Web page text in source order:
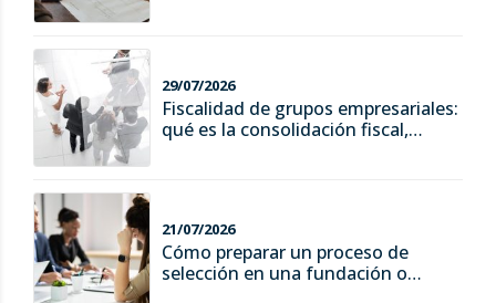
29/07/2026
Fiscalidad de grupos empresariales:
qué es la consolidación fiscal,
21/07/2026
Cómo preparar un proceso de
selección en una fundación o